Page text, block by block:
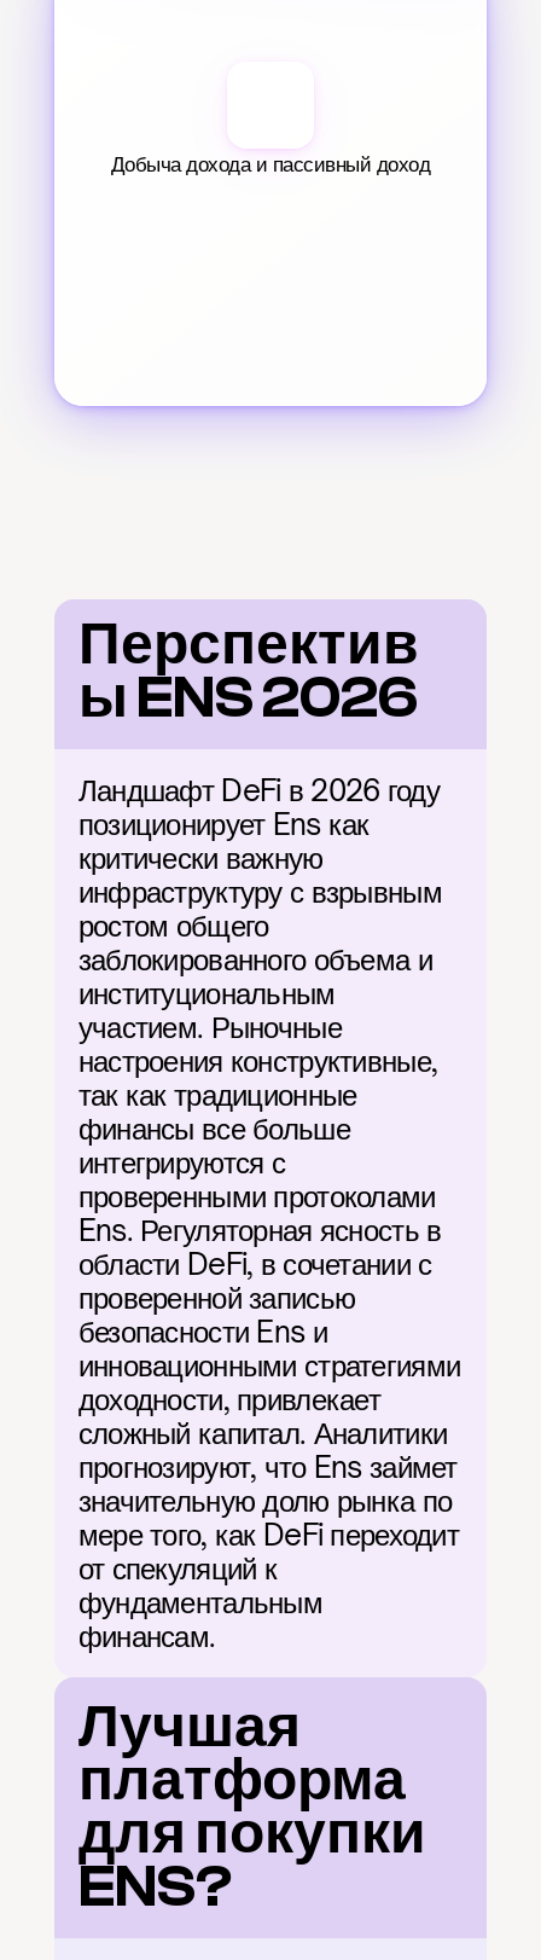
Добыча дохода и пассивный доход
Перспектив
ы ENS 2026
Ландшафт DeFi в 2026 году
позиционирует Ens как
критически важную
инфраструктуру с взрывным
ростом общего
заблокированного объема и
институциональным
участием. Рыночные
настроения конструктивные,
так как традиционные
финансы все больше
интегрируются с
проверенными протоколами
Ens. Регуляторная ясность в
области DeFi, в сочетании с
проверенной записью
безопасности Ens и
инновационными стратегиями
доходности, привлекает
сложный капитал. Аналитики
прогнозируют, что Ens займет
значительную долю рынка по
мере того, как DeFi переходит
от спекуляций к
фундаментальным
финансам.
Лучшая
платформа
для покупки
ENS?